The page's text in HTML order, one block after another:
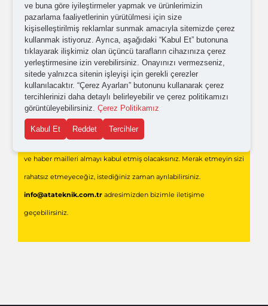
açık rıza metni 'ni okudum, onaylıyorum.
Gönder
Formu doldurarak,Ata Teknik Endüstriyel Teknolojiler
ve haber mailleri almayı kabul etmiş olacaksınız. Merak etmeyin sizi
rahatsız etmeyeceğiz, istediğiniz zaman ayrılabilirsiniz.
info@atateknik.com.tradresimizden bizimle iletişime
geçebilirsiniz.
ve buna göre iyileştirmeler yapmak ve ürünlerimizin
pazarlama faaliyetlerinin yürütülmesi için size
kişiselleştirilmiş reklamlar sunmak amacıyla sitemizde çerez
kullanmak istiyoruz. Ayrıca, aşağıdaki “Kabul Et” butonuna
tıklayarak ilişkimiz olan üçüncü tarafların cihazınıza çerez
yerleştirmesine izin verebilirsiniz. Onayınızı vermezseniz,
sitede yalnızca sitenin işleyişi için gerekli çerezler
kullanılacaktır. “Çerez Ayarları” butonunu kullanarak çerez
tercihlerinizi daha detaylı belirleyebilir ve çerez politikamızı
görüntüleyebilirsiniz. Çerez Politikamız
Kabul Et Reddet Tercihler